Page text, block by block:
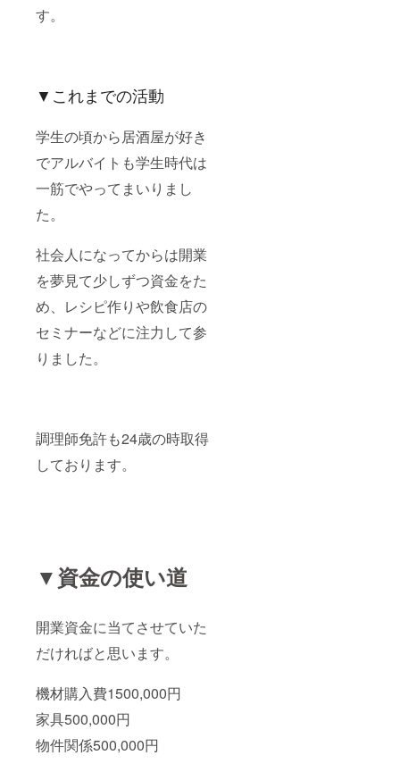
す。
▼これまでの活動
学生の頃から居酒屋が好き
でアルバイトも学生時代は
一筋でやってまいりまし
た。
社会人になってからは開業
を夢見て少しずつ資金をた
め、レシピ作りや飲食店の
セミナーなどに注力して参
りました。
調理師免許も24歳の時取得
しております。
▼資金の使い道
開業資金に当てさせていた
だければと思います。
機材購入費1500,000円
家具500,000円
物件関係500,000円